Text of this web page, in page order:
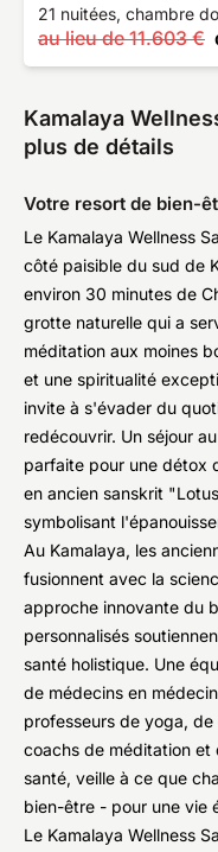
21 nuitées, chambre
au lieu de 11.603 €
Kamalaya
plus de détails
Votre resort de bien-
Le Kamalaya Wellness
côté paisible du sud de
environ 30 minutes de
grotte naturelle qui a
méditation aux moines
et une spiritualité
invite à s'évader du
redécouvrir. Un séjour
parfaite pour une détox
en ancien sanskrit
symbolisant
Au Kamalaya, les
fusionnent avec la
approche innovante du
personnalisés
santé holistique. Une
de médecins en
professeurs de yoga,
coachs de méditation et
santé, veille à ce que
bien-être - pour une vie
Le Kamalaya Wellness